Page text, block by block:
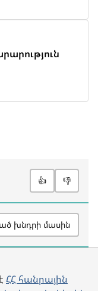
👍 👎
խնդրի մասին
ՀՀ հանրային